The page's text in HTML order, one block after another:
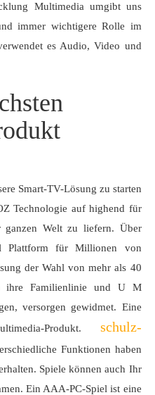
Multimedia umgibt uns
immer wichtigere Rolle im
es Audio, Video und
Smart-TV-Lösung zu starten
Technologie auf highend für
Welt zu liefern. Über
für Millionen von
der Wahl von mehr als 40
ihre Familienlinie und U M
versorgen gewidmet. Eine
Produkt. schulz-
Funktionen haben
Spiele können auch Ihr
Ein AAA-PC-Spiel ist eine